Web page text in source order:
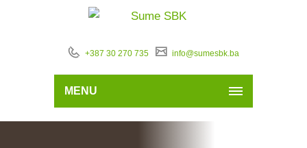
+387 30 270 735 info@sumesbk.ba
MENU